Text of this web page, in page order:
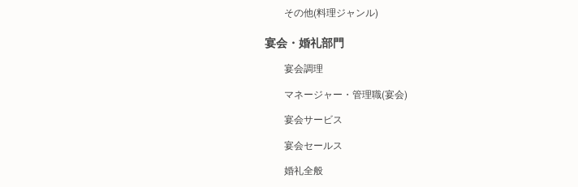
その他(料理ジャンル)
宴会・婚礼部門
宴会調理
マネージャー・管理職(宴会)
宴会サービス
宴会セールス
婚礼全般